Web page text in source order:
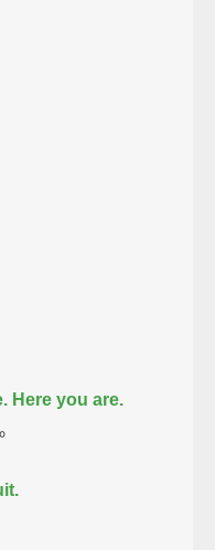
Here you are.